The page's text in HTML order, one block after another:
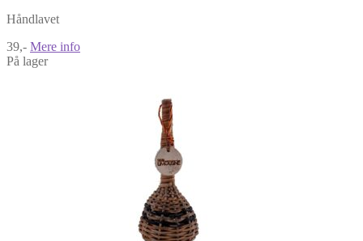
Håndlavet
39,- Mere info
På lager